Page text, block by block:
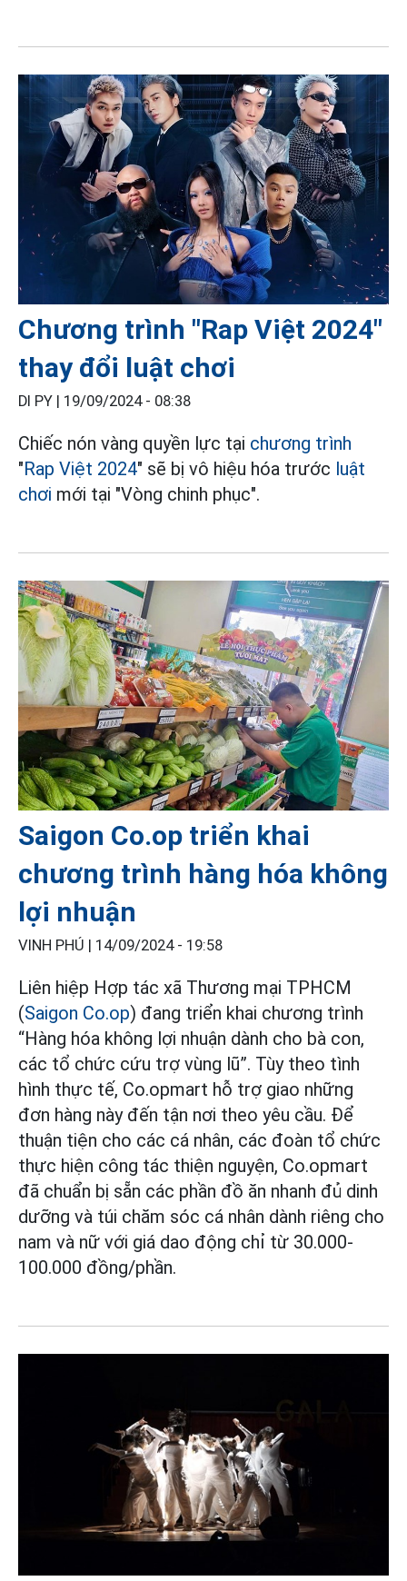
Chương trình "Rap Việt 2024"
thay đổi luật chơi
DI PY | 19/09/2024 - 08:38
Chiếc nón vàng quyền lực tại chương trình
"Rap Việt 2024" sẽ bị vô hiệu hóa trước luật
chơi mới tại "Vòng chinh phục".
Saigon Co.op triển khai
chương trình hàng hóa không
lợi nhuận
VINH PHÚ | 14/09/2024 - 19:58
Liên hiệp Hợp tác xã Thương mại TPHCM
(Saigon Co.op) đang triển khai chương trình
“Hàng hóa không lợi nhuận dành cho bà con,
các tổ chức cứu trợ vùng lũ”. Tùy theo tình
hình thực tế, Co.opmart hỗ trợ giao những
đơn hàng này đến tận nơi theo yêu cầu. Để
thuận tiện cho các cá nhân, các đoàn tổ chức
thực hiện công tác thiện nguyện, Co.opmart
đã chuẩn bị sẵn các phần đồ ăn nhanh đủ dinh
dưỡng và túi chăm sóc cá nhân dành riêng cho
nam và nữ với giá dao động chỉ từ 30.000-
100.000 đồng/phần.